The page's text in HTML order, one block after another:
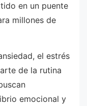
en un puente
millones de
el estrés
de la rutina
emocional y